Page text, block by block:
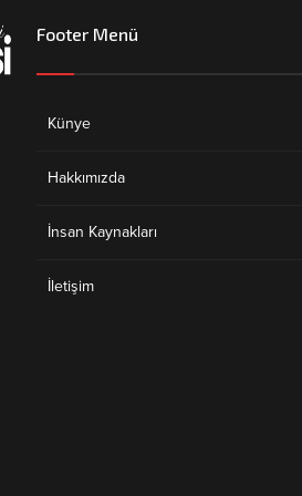
Footer Menü
Künye
Hakkımızda
İnsan Kaynakları
İletişim